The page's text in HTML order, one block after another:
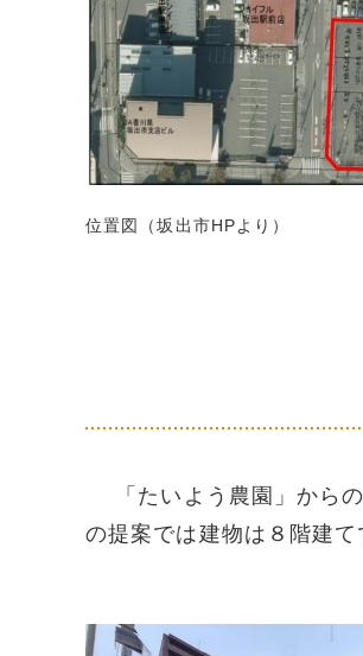
位置図（坂出市HPより）
「たいよう農園」からの
の提案では建物は８階建て